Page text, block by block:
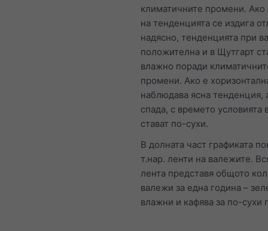
климатичните промени. Ако
на тенденцията се издига
надясно, тенденцията при
положителна и в Щутгарт
влажно поради
промени. Ако е
наблюдава ясна тенденция,
спада, с времето условията
стават по-сухи.
В долната част графиката
т.нар. ленти на валежите.
лента представя общото
валежи за една година –
влажни и кафява за по-сухи